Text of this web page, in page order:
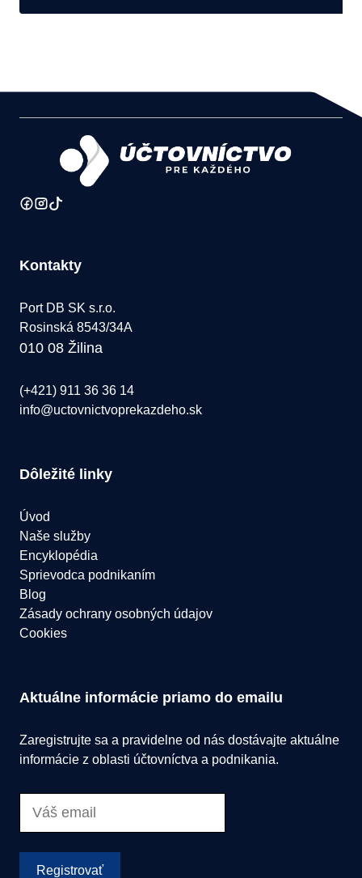
Kontakty
Port DB SK s.r.o.
Rosinská 8543/34A
010 08 Žilina
(+421) 911 36 36 14
info@uctovnictvoprekazdeho.sk
Dôležité linky
Úvod
Naše služby
Encyklopédia
Sprievodca podnikaním
Blog
Zásady ochrany osobných údajov
Cookies
Aktuálne informácie priamo do emailu
Zaregistrujte sa a pravidelne od nás dostávajte aktuálne
informácie z oblasti účtovníctva a podnikania.
Registrovať